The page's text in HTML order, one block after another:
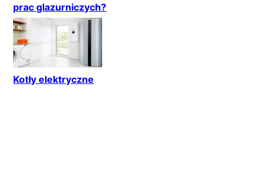
prac glazurniczych?
Kotły elektryczne